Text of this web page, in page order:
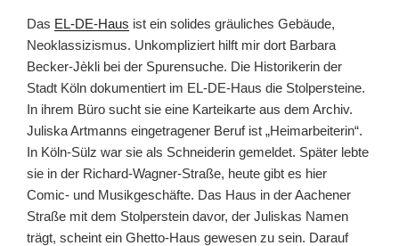
Das EL-DE-Haus ist ein solides gräuliches Gebäude,
Neoklassizismus. Unkompliziert hilft mir dort Barbara
Becker-Jèkli bei der Spurensuche. Die Historikerin der
Stadt Köln dokumentiert im EL-DE-Haus die Stolpersteine.
In ihrem Büro sucht sie eine Karteikarte aus dem Archiv.
Juliska Artmanns eingetragener Beruf ist „Heimarbeiterin“.
In Köln-Sülz war sie als Schneiderin gemeldet. Später lebte
sie in der Richard-Wagner-Straße, heute gibt es hier
Comic- und Musikgeschäfte. Das Haus in der Aachener
Straße mit dem Stolperstein davor, der Juliskas Namen
trägt, scheint ein Ghetto-Haus gewesen zu sein. Darauf